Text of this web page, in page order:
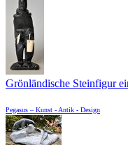
Grönländische Steinfigur
Pegasus – Kunst - Antik - Design